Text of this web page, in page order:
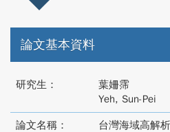
論文基本資料
研究生：
葉姍霈
Yeh, Sun-Pei
論文名稱：
台灣海域高解